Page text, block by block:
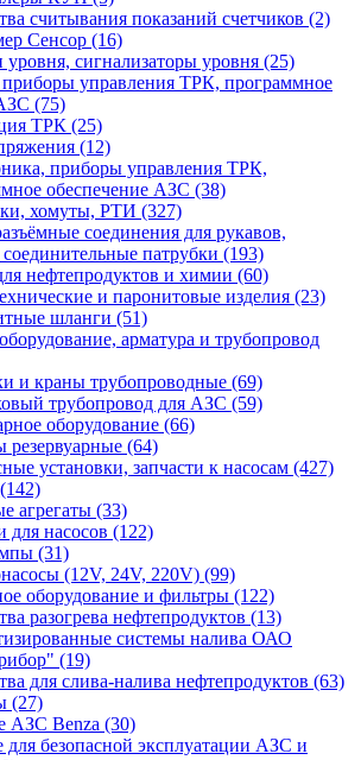
считывания показаний счетчиков (2)
Сенсор (16)
уровня, сигнализаторы уровня (25)
управления ТРК, программное
(75)
ТРК (25)
(12)
приборы управления ТРК,
обеспечение АЗС (38)
хомуты, РТИ (327)
соединения для рукавов,
патрубки (193)
нефтепродуктов и химии (60)
и паронитовые изделия (23)
шланги (51)
арматура и трубопровод
и краны трубопроводные (69)
трубопровод для АЗС (59)
оборудование (66)
резервуарные (64)
установки, запчасти к насосам (427)
агрегаты (33)
для насосов (122)
(31)
(12V, 24V, 220V) (99)
оборудование и фильтры (122)
разогрева нефтепродуктов (13)
системы налива ОАО
(19)
для слива-налива нефтепродуктов (63)
(27)
АЗС Benza (30)
для безопасной эксплуатации АЗС и